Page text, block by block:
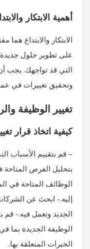
أهمية الابتكار
الابتكار والابتداع
على تطوير حلول جديدة
التي قد تواجهك. يجب
وتحقيق تغييرات في
تغيير الوظيفة
كيفية اتخاذ قرار
– قم بتقييم الأسباب
بتحليل الفرص
الوظائف المتاحة في
إليه.- ابحث عن
الجديد وتعمل فيه.- قم
الوظيفة الجديدة بما
الخبرات المتعلقة بها.